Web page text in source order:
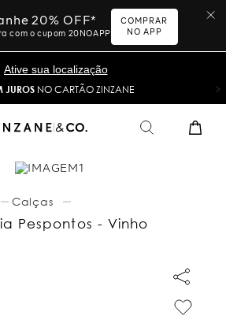
20% OFF*
com o cupom 20NOAPP
COMPRAR
NO APP
Ative sua localização
JUROS NO CARTÃO ZINZANE
Calças
Pespontos - Vinho